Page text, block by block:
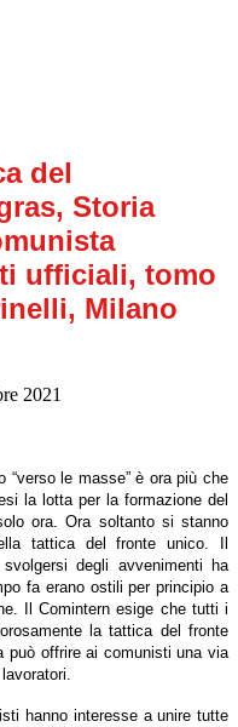
del
Storia
ufficiali, tomo
Milano
2021
“verso le masse” è ora più che
la lotta per la formazione del
ora. Ora soltanto si stanno
tattica del fronte unico. Il
degli avvenimenti ha
fa erano ostili per principio a
Il Comintern esige che tutti i
la tattica del fronte
può offrire ai comunisti una via
hanno interesse a unire tutte